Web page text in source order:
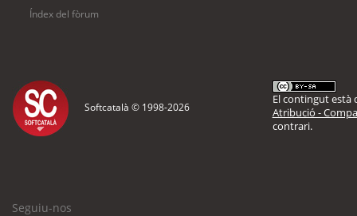
Índex del fòrum
Softcatalà © 1998-2026
El contingut està
Atribució -
contrari.
Seguiu-nos